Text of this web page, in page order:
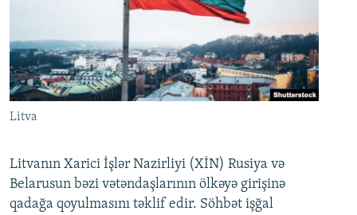
Litva
Litvanın Xarici İşlər Nazirliyi (XİN) Rusiya və
Belarusun bəzi vətəndaşlarının ölkəyə girişinə
qadağa qoyulmasını təklif edir. Söhbət işğal